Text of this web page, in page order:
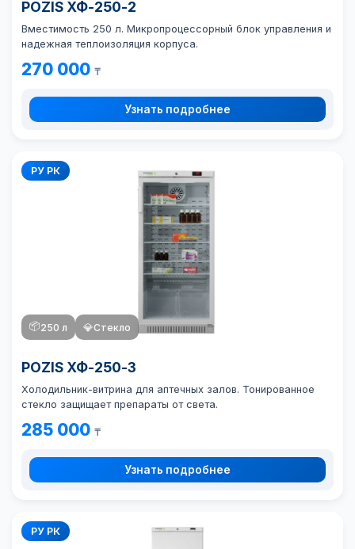
POZIS ХФ-250-2
Вместимость 250 л. Микропроцессорный блок управления и
надежная теплоизоляция корпуса.
270 000 ₸
Узнать подробнее
РУ РК
📦250 л 💎Стекло
POZIS ХФ-250-3
Холодильник-витрина для аптечных залов. Тонированное
стекло защищает препараты от света.
285 000 ₸
Узнать подробнее
РУ РК